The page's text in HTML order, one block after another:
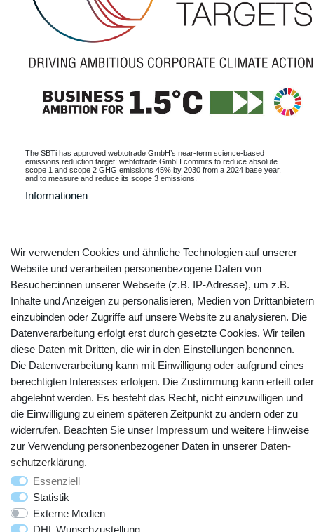
The SBTi has approved webtotrade GmbH’s near-term science-based
emissions reduction target: webtotrade GmbH commits to reduce absolute
scope 1 and scope 2 GHG emissions 45% by 2030 from a 2024 base year,
and to measure and reduce its scope 3 emissions.
Informationen
Vertrag widerrufen Kontakt
YouTube Facebook Instagram
© Copyright 2025 webtotrade GmbH. Alle Rechte vorbehalten.
Wir verwenden Cookies und ähnliche Technologien auf unserer
Website und verarbeiten personenbezogene Daten von
Besucher:innen unserer Webseite (z.B. IP-Adresse), um z.B.
Inhalte und Anzeigen zu personalisieren, Medien von Drittanbietern
einzubinden oder Zugriffe auf unsere Website zu analysieren. Die
Datenverarbeitung erfolgt erst durch gesetzte Cookies. Wir teilen
diese Daten mit Dritten, die wir in den Einstellungen benennen.
Die Datenverarbeitung kann mit Einwilligung oder aufgrund eines
berechtigten Interesses erfolgen. Die Zustimmung kann erteilt oder
abgelehnt werden. Es besteht das Recht, nicht einzuwilligen und
die Einwilligung zu einem späteren Zeitpunkt zu ändern oder zu
widerrufen. Beachten Sie unser Impressum und weitere Hinweise
zur Verwendung personenbezogener Daten in unserer Daten­
schutz­erklärung.
Essenziell
Statistik
Externe Medien
DHL Wunschzustellung